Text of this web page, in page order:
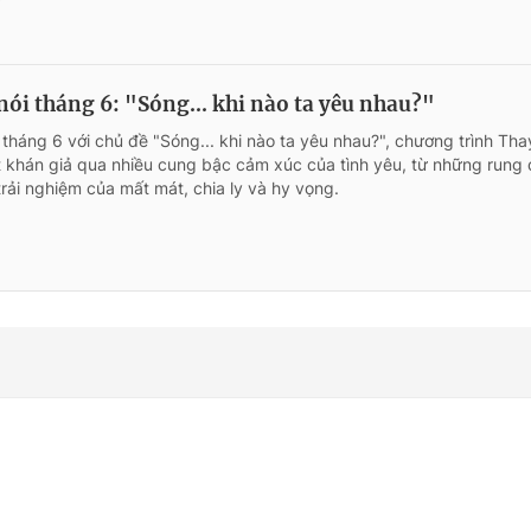
tháng 6: "Sóng... khi nào ta yêu nhau?"
6 với chủ đề "Sóng... khi nào ta yêu nhau?", chương trình
khán giả qua nhiều cung bậc cảm xúc của tình yêu, từ những rung
nghiệm của mất mát, chia ly và hy vọng.